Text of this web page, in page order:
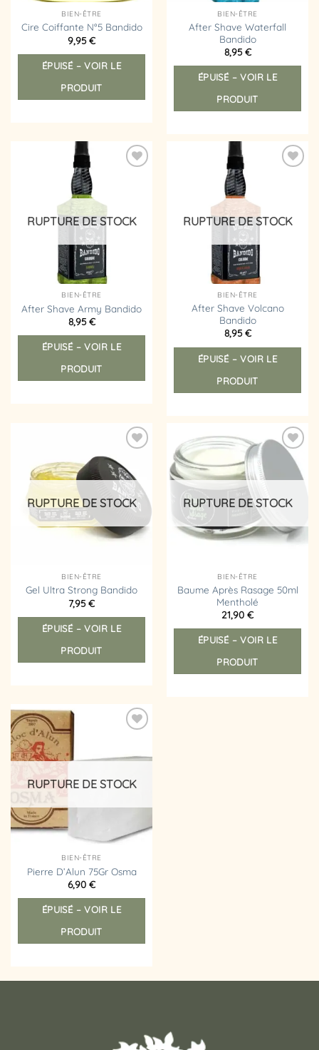
BIEN-ÊTRE
Cire Coiffante N°5 Bandido
9,95€
ÉPUISÉ – VOIR LE
PRODUIT
BIEN-ÊTRE
After Shave Waterfall
Bandido
8,95€
ÉPUISÉ – VOIR LE
PRODUIT
RUPTURE DE STOCK
BIEN-ÊTRE
After Shave Army Bandido
8,95€
ÉPUISÉ – VOIR LE
PRODUIT
RUPTURE DE STOCK
BIEN-ÊTRE
After Shave Volcano
Bandido
8,95€
ÉPUISÉ – VOIR LE
PRODUIT
Ajouter
à la
liste
d’envies
RUPTURE DE STOCK
BIEN-ÊTRE
Gel Ultra Strong Bandido
7,95€
ÉPUISÉ – VOIR LE
PRODUIT
Ajouter
liste
RUPTURE DE STOCK
BIEN-ÊTRE
Baume Après Rasage 50ml
Mentholé
21,90 €
ÉPUISÉ – VOIR LE
PRODUIT
liste
RUPTURE DE STOCK
BIEN-ÊTRE
Pierre D’Alun 75Gr Osma
6,90 €
ÉPUISÉ – VOIR LE
PRODUIT